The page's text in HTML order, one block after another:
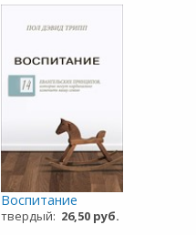
Воспитание
твердый: 26,50 руб.